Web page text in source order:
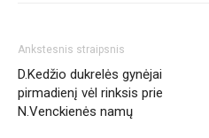
Ankstesnis straipsnis
D.Kedžio dukrelės gynėjai
pirmadienį vėl rinksis prie
N.Venckienės namų